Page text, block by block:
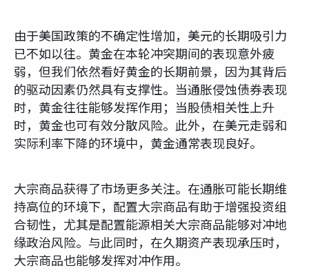
由于美国政策的不确定性增加，美元的长期吸引力
已不如以往。黄金在本轮冲突期间的表现意外疲
弱，但我们依然看好黄金的长期前景，因为其背后
的驱动因素仍然具有支撑性。当通胀侵蚀债券表现
时，黄金往往能够发挥作用；当股债相关性上升
时，黄金也可有效分散风险。此外，在美元走弱和
实际利率下降的环境中，黄金通常表现良好。
大宗商品获得了市场更多关注。在通胀可能长期维
持高位的环境下，配置大宗商品有助于增强投资组
合韧性，尤其是配置能源相关大宗商品能够对冲地
缘政治风险。与此同时，在久期资产表现承压时，
大宗商品也能够发挥对冲作用。